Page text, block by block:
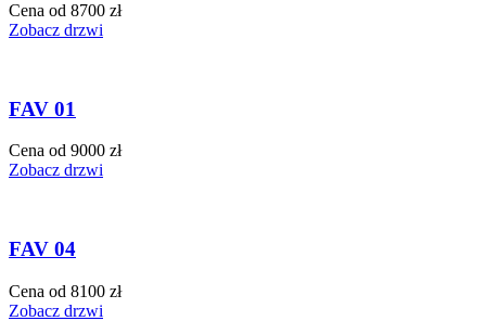
Cena od 8700 zł
Zobacz drzwi
FAV 01
Cena od 9000 zł
Zobacz drzwi
FAV 04
Cena od 8100 zł
Zobacz drzwi